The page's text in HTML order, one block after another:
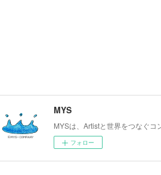
MYS
MYSは、Artistと世界をつなぐコ
フォロー